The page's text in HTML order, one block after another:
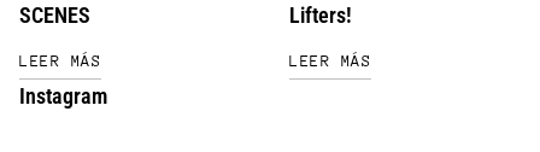
SCENES
LEER MÁS
Lifters!
LEER MÁS
Instagram